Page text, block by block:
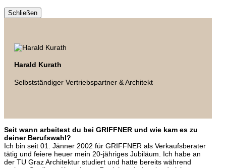
Schließen
Harald Kurath
Selbstständiger Vertriebspartner & Architekt
Seit wann arbeitest du bei GRIFFNER und wie kam es zu
deiner Berufswahl?
Ich bin seit 01. Jänner 2002 für GRIFFNER als Verkaufsberater
tätig und feiere heuer mein 20-jähriges Jubiläum. Ich habe an
der TU Graz Architektur studiert und hatte bereits während